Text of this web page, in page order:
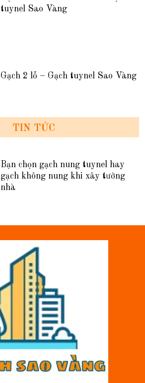
tuynel Sao Vàng
Gạch 2 lỗ – Gạch tuynel Sao Vàng
TIN TỨC
Bạn chọn gạch nung tuynel hay
gạch không nung khi xây tường
nhà